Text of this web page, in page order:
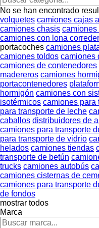
No se han encontrado
volquetes camiones cajas
camiones chasis camiones
camiones con lona
portacoches camiones
camiones toldos camiones
camiones de contenedores
madereros camiones
portacontenedores
hormigón camiones con
isotérmicos camiones para
para transporte de leche
caballos distribuidores de
camiones para transporte
para transporte de vidrio
helados camiones tiendas
transporte de betún
trucks camiones autobús
camiones cisternas de
camiones para transporte
de fondos
mostrar todos
Marca